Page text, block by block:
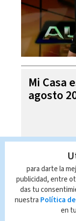
Mi Casa
agosto
para darte la
publicidad, entre
das tu
nuestra Política
en